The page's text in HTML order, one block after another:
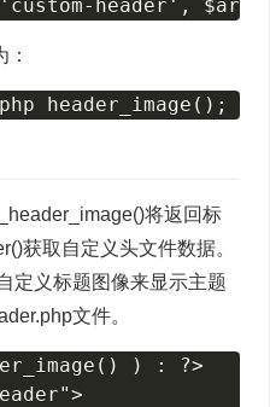
将返回标
获取自定义头文件数据。
定义标题图像来显示主题
文件。
) : ?>